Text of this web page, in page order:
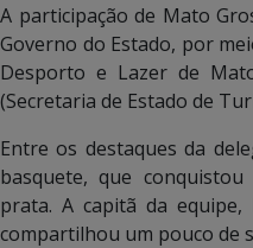
A participação de Mato
Governo do Estado, por
Desporto e Lazer de
(Secretaria de Estado de
Entre os destaques da
basquete, que
prata. A capitã da equipe,
compartilhou um pouco de